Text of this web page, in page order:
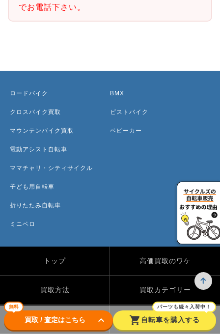
でお電話下さい。
無料
買取 / 査定はこちら keyboard_arrow_down shopping_cart
パーツも続々入荷中！
自転車を購入する
ロードバイク
クロスバイク買取
マウンテンバイク買取
電動アシスト自転車
ママチャリ・シティサイクル
子ども用自転車
折りたたみ自転車
ミニベロ
BMX
ピストバイク
ベビーカー
トップ 高価買取のワケ
買取方法 買取カテゴリー
買取実績 自転車のコラム